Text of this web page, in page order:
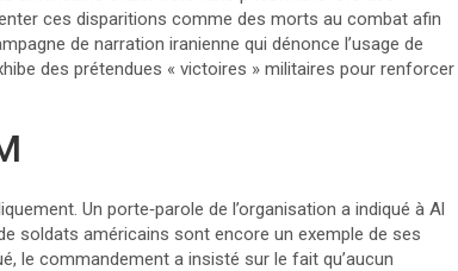
ces disparitions comme des morts au combat afin
de narration iranienne qui dénonce l’usage de
des prétendues « victoires » militaires pour renforcer
Un porte‑parole de l’organisation a indiqué à Al
soldats américains sont encore un exemple de ses
le commandement a insisté sur le fait qu’aucun